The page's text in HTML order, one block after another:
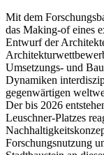
Mit dem
das Making-of eines
Entwurf der
Umsetzungs- und
Dynamiken
gegenwärtigen
Der bis 2026
Leuschner-Platzes
Forschungsnutzung